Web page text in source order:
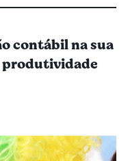
contábil na sua
produtividade